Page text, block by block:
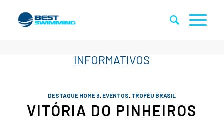
DESTAQUE HOME 3, EVENTOS, TROFÉU BRASIL
VITÓRIA DO PINHEIROS